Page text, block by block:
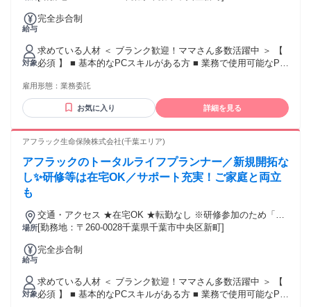
給与
完全歩合制
対象
求めている人材 ＜ ブランク歓迎！ママさん多数活躍中 ＞ 【
必須 】 ■ 基本的なPCスキルがある方 ■ 業務で使用可能なPC
に自信がない方もお気軽にお問合せください 【 あれば歓迎
】 ■ オフィスワーク（ホワイトカラー）のご経験 ■ カスタマ
ーサービス･サポート（BtoC事業）のご経験 ■ 営業事務･内勤
営業のご経験 ■ 金融･保険業界のご経験 ❯❯❯ こんな方にピ
しながら自由に働きたい ✅ 人と関わる仕事がしたい ✅ 自宅
でできる仕事を探している ✅ 前職の経験を活かせる仕事がし
・ファイナンシャルプランナー（FP） ・保険セールス、保険
営業 ・ルート営業、パートナー営業 ・代理店サポート営業、
ント ・フリーランス、個人事業主 ・家庭と両立、子育てと両
族勧誘なし ＊未経験･初心者OK ＊経験者歓迎･有資格者歓迎
＊高卒･大学卒など学歴不問 ＊中高年･ミドルシニア活躍中 ＊
主婦･主夫歓迎（ブランクOK） ＊女性が活躍中 ＊中途入社
雇用形態： 業務委託
お気に入り 詳細を見る
アフラック生命保険株式会社(千葉エリア)
アフラックのトータルライフプランナー／新規開拓な
し✨研修等は在宅OK／サポート充実！ご家庭と両立
も
場所
交通・アクセス ★在宅OK ★転勤なし ※研修参加のため「新
宿区西新宿」への出社あり
[勤務地：〒260-0028千葉県千葉市中央区新町]
給与
完全歩合制
対象
求めている人材 ＜ ブランク歓迎！ママさん多数活躍中 ＞ 【
必須 】 ■ 基本的なPCスキルがある方 ■ 業務で使用可能なPC